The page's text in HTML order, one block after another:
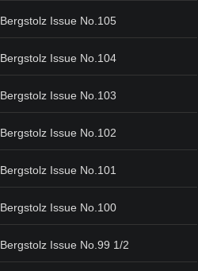
Bergstolz Issue No.105
Bergstolz Issue No.104
Bergstolz Issue No.103
Bergstolz Issue No.102
Bergstolz Issue No.101
Bergstolz Issue No.100
Bergstolz Issue No.99 1/2